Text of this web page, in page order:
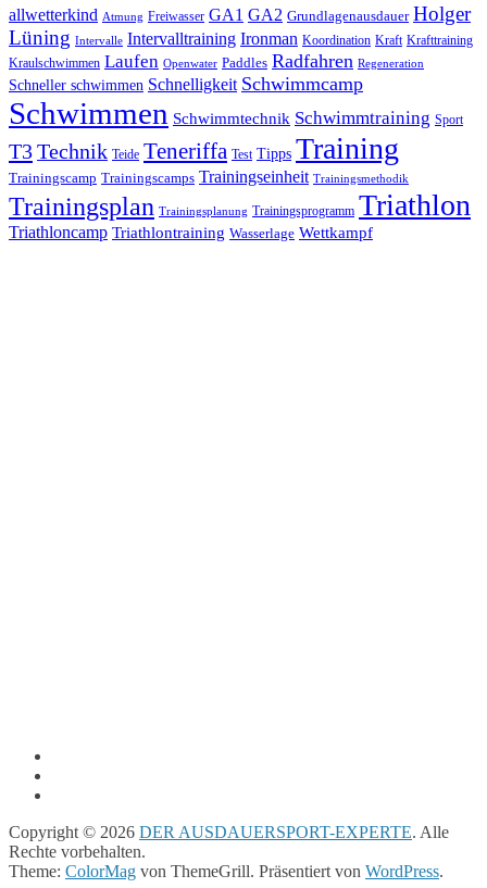
allwetterkind Atmung Freiwasser GA1 GA2 Grundlagenausdauer Holger
Lüning Intervalle Intervalltraining Ironman Koordination Kraft Krafttraining
Kraulschwimmen Laufen Openwater Paddles Radfahren Regeneration
Schneller schwimmen Schnelligkeit Schwimmcamp
Schwimmen Schwimmtechnik Schwimmtraining Sport
T3Technik Teide Teneriffa Test Tipps Training
Trainingscamp Trainingscamps Trainingseinheit Trainingsmethodik
Trainingsplan Trainingsplanung Trainingsprogramm Triathlon
Triathloncamp Triathlontraining Wasserlage Wettkampf
Copyright © 2026 DER AUSDAUERSPORT-EXPERTE. Alle
Rechte vorbehalten.
Theme: ColorMag von ThemeGrill. Präsentiert von WordPress.